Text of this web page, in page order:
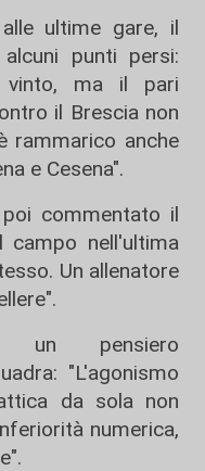
alle ultime gare, il
punti persi:
vinto, ma il pari
il Brescia non
rammarico anche
e Cesena".
poi commentato il
campo nell'ultima
Un allenatore
pensiero
"L'agonismo
da sola non
numerica,